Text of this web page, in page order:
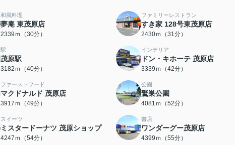
和風料理
夢庵 東茂原店
2339ｍ（30分）
ファミリーレストラン
すき家 128号東茂原店
2430ｍ（31分）
駅
茂原駅
3182ｍ（40分）
インテリア
ドン・キホーテ 茂原店
3339ｍ（42分）
ファーストフード
マクドナルド 茂原店
3917ｍ（49分）
公園
鷲巣公園
4081ｍ（52分）
スイーツ
ミスタードーナツ 茂原ショップ
4247ｍ（54分）
書店
ワンダーグー茂原店
4399ｍ（55分）